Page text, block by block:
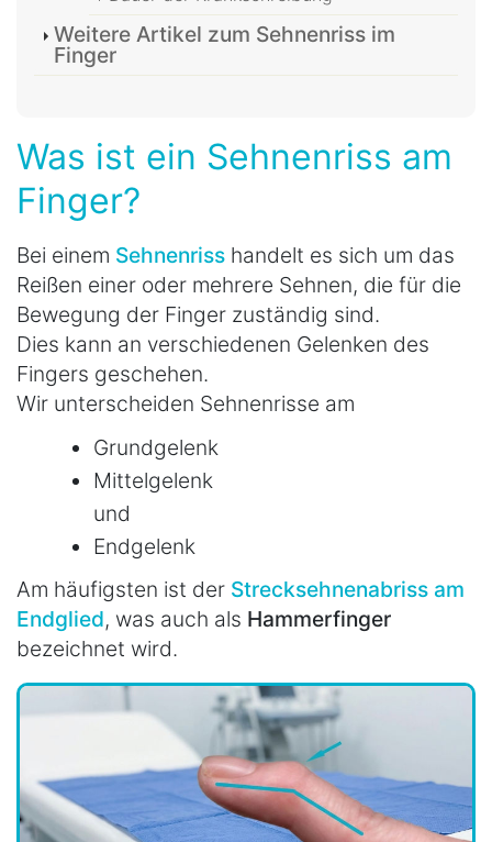
Weitere Artikel zum Sehnenriss im
Finger
Was ist ein Sehnenriss am
Finger?
Bei einem Sehnenriss handelt es sich um das
Reißen einer oder mehrere Sehnen, die für die
Bewegung der Finger zuständig sind.
Dies kann an verschiedenen Gelenken des
Fingers geschehen.
Wir unterscheiden Sehnenrisse am
Grundgelenk
Mittelgelenk
und
Endgelenk
Am häufigsten ist der Strecksehnenabriss am
Endglied, was auch als Hammerfinger
bezeichnet wird.